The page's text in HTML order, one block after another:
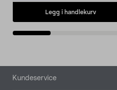
Legg i handlekurv
Bunntekst
Kundeservice